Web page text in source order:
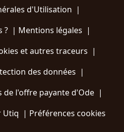
d'Utilisation |
?| Mentions légales |
et autres traceurs |
des données |
de l'offre payante d'Ode |
Utiq | Préférences cookies